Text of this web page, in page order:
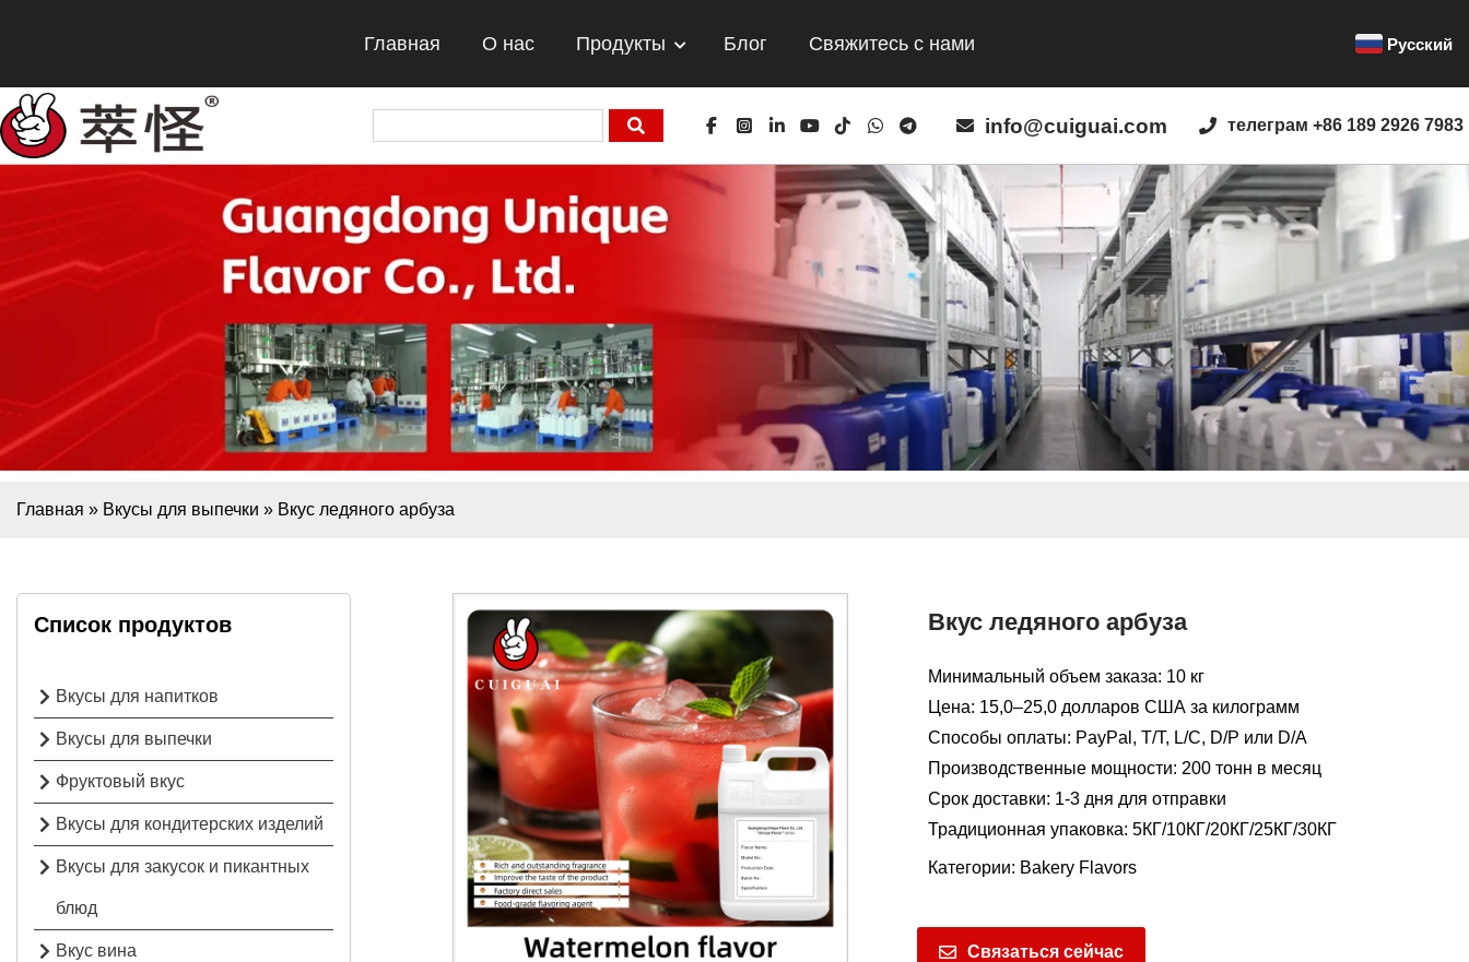
Главная О нас Продукты Блог Свяжитесь с нами Русский
info@cuiguai.com телеграм +86 189 2926 7983
Главная » Вкусы для выпечки » Вкус ледяного арбуза
Список продуктов
Вкусы для напитков
Вкусы для выпечки
Фруктовый вкус
Вкусы для кондитерских изделий
Вкусы для закусок и пикантных
блюд
Вкус вина
Вкус ледяного арбуза
Минимальный объем заказа: 10 кг
Цена: 15,0–25,0 долларов США за килограмм
Способы оплаты: PayPal, T/T, L/C, D/P или D/A
Производственные мощности: 200 тонн в месяц
Срок доставки: 1-3 дня для отправки
Традиционная упаковка: 5КГ/10КГ/20КГ/25КГ/30КГ
Категории: Bakery Flavors
Связаться сейчас